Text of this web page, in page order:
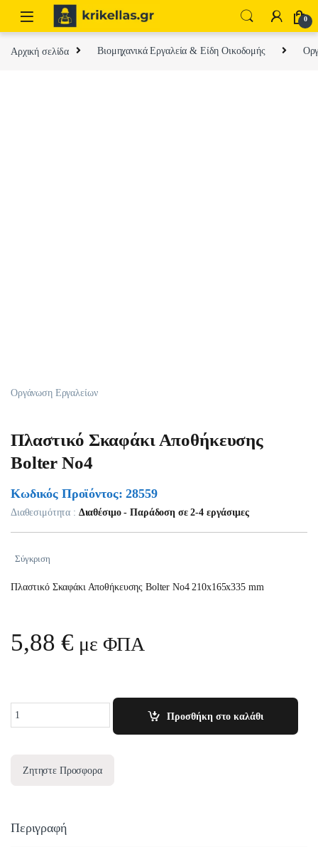
Skip to navigation
Skip to content
0
Αρχική σελίδα Βιομηχανικά Εργαλεία & Είδη Οικοδομής
Οργάνωση Εργαλείων
Πλαστικό Σκαφάκι Αποθήκευσης
Bolter Νο4
Κωδικός Προϊόντος: 28559
Διαθεσιμότητα : Διαθέσιμο - Παράδοση σε 2-4 εργάσιμες
Σύγκριση
Πλαστικό Σκαφάκι Αποθήκευσης Bolter Νο4 210x165x335 mm
5,88€ με ΦΠΑ
Προσθήκη στο καλάθι
Ζητηστε Προσφορα
Περιγραφή